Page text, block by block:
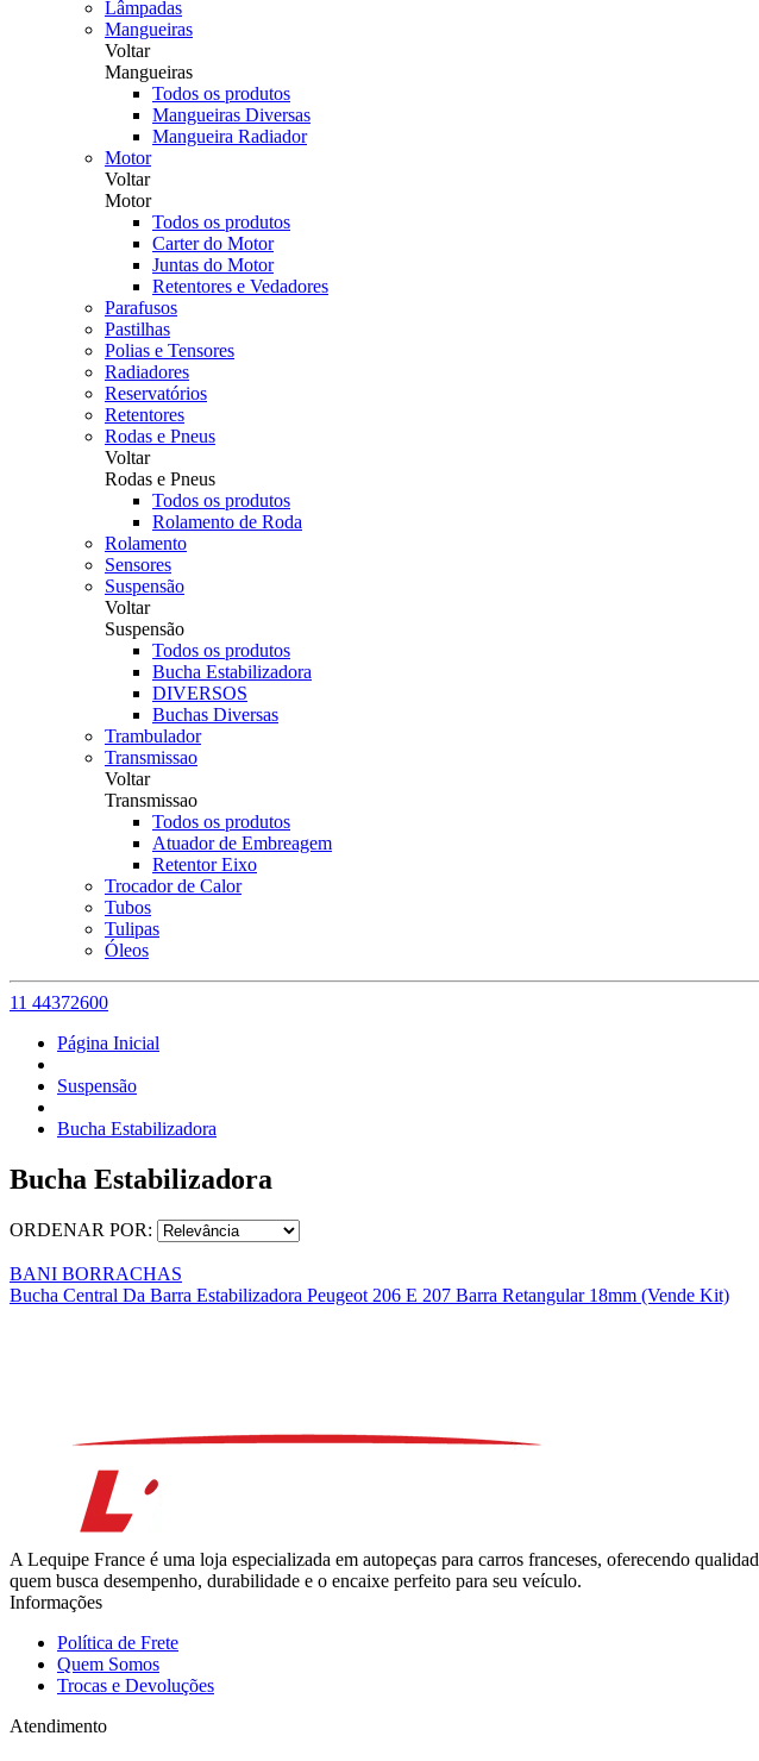
Lâmpadas
Mangueiras
Voltar
Mangueiras
Todos os produtos
Mangueiras Diversas
Mangueira Radiador
Motor
Voltar
Motor
Todos os produtos
Carter do Motor
Juntas do Motor
Retentores e Vedadores
Parafusos
Pastilhas
Polias e Tensores
Radiadores
Reservatórios
Retentores
Rodas e Pneus
Voltar
Rodas e Pneus
Todos os produtos
Rolamento de Roda
Rolamento
Sensores
Suspensão
Voltar
Suspensão
Todos os produtos
Bucha Estabilizadora
DIVERSOS
Buchas Diversas
Trambulador
Transmissao
Voltar
Transmissao
Todos os produtos
Atuador de Embreagem
Retentor Eixo
Trocador de Calor
Tubos
Tulipas
Óleos
11 44372600
Página Inicial
Suspensão
Bucha Estabilizadora
Bucha Estabilizadora
ORDENAR POR:
BANI BORRACHAS
Bucha Central Da Barra Estabilizadora Peugeot 206 E 207 Barra Retangular 18mm (Vende Kit)
A Lequipe France é uma loja especializada em autopeças para carros franceses, oferecendo
quem busca desempenho, durabilidade e o encaixe perfeito para seu veículo.
Informações
Política de Frete
Quem Somos
Trocas e Devoluções
Atendimento